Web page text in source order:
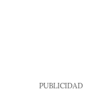
PUBLICIDAD